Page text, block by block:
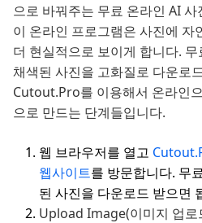
으로 바꿔주는 무료 온라인 AI
이 온라인 프로그램은 사진에 자
더 현실적으로 보이게 합니다.
채색된 사진을 고화질로 다운로
Cutout.Pro를 이용해서 온라인
으로 만드는 단계들입니다.
웹 브라우저를 열고
웹사이트를 방문합니다. 무
된 사진을 다운로드 받으면
Upload Image(이미지 업로